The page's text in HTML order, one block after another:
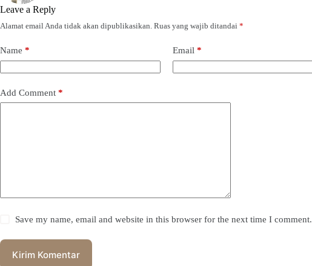
Leave a Reply
Alamat email Anda tidak akan dipublikasikan. Ruas yang wajib ditandai *
Name * Email *
Add Comment *
Save my name, email and website in this browser for the next time I comment.
Kirim Komentar